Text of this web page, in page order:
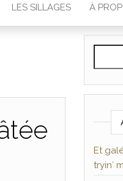
LES SILLAGES À
Et
tryin′